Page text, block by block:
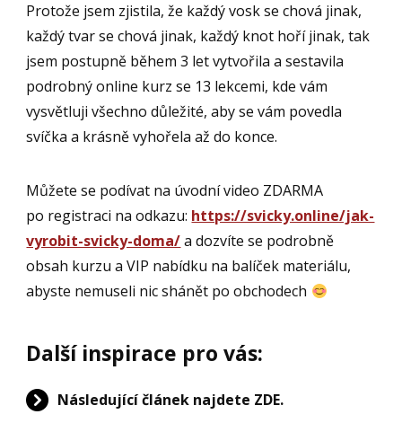
Protože jsem zjistila, že každý vosk se chová jinak,
každý tvar se chová jinak, každý knot hoří jinak, tak
jsem postupně během 3 let vytvořila a sestavila
podrobný online kurz se 13 lekcemi, kde vám
vysvětluji všechno důležité, aby se vám povedla
svíčka a krásně vyhořela až do konce.
Můžete se podívat na úvodní video ZDARMA
po registraci na odkazu: https://svicky.online/jak-
vyrobit-svicky-doma/ a dozvíte se podrobně
obsah kurzu a VIP nabídku na balíček materiálu,
abyste nemuseli nic shánět po obchodech
Další inspirace pro vás:
Následující článek najdete ZDE.